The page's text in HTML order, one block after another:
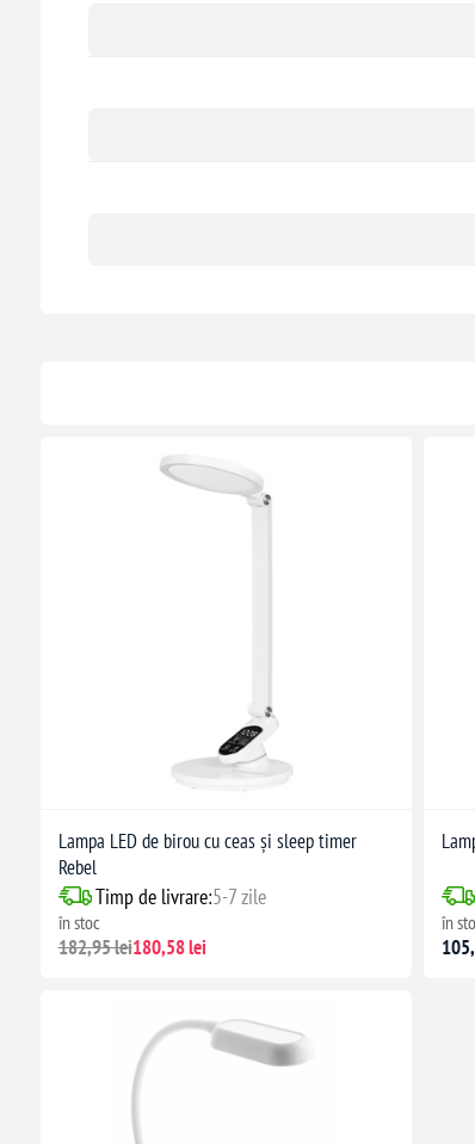
Lampa LED de birou cu ceas și sleep timer
Rebel
Timp de livrare:5-7 zile
în stoc
182,95 lei180,58 lei
în